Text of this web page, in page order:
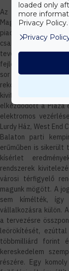
Az alapítás még a
Magyaroszágon
piacgazdaság
családi vállalkozást
tevékenységgel
fejlett gondolkodás
sor olyan
rekonstrukciója,
kivitelezések
elkezdődött a Plaza
elektromos
Lurdy Ház, West End
Balaton parti
erűműben is
kísérlet
rendszerek
városi térfigyelő
magunk mögött. A
sem kímélték,
vállalkozásra külön.
a tervezésre
leörökítését,
többmilliárd forint
kereskedelem
részére. Egy
loaded only
more
Privacy Policy.
Privacy